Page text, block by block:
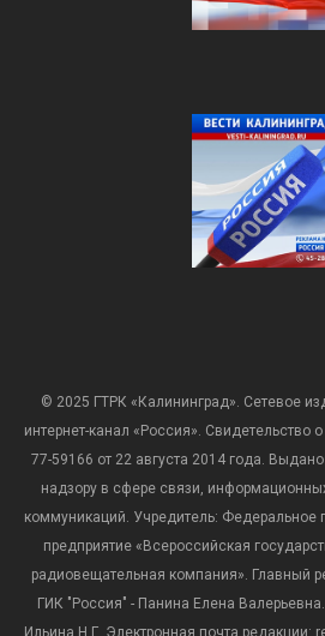
© 2025 ГТРК «Калининград». Сетевое
интернет-канал «Россия».
77-59166 от 22 августа 2014 года.
надзору в сфере связи,
коммуникаций. Учредитель: Федеральное
предприятие «Всероссийская
радиовещательная компания». Главный
ГИК "Россия" - Панина Елена
Ильина Н.Г. Электронная почта редакции: